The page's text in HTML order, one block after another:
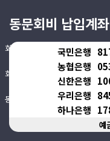
회비 안내
회비납부 현황
동문ID카드 발급
동문회비 납입계
국민은행
농협은행
신한은행
우리은행
하나은행
예